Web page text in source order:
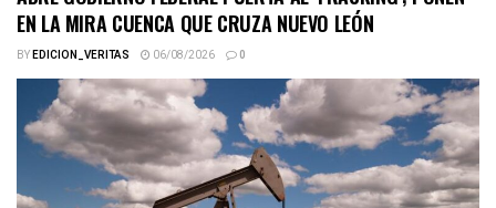
EN LA MIRA CUENCA QUE CRUZA NUEVO LEÓN
BYEDICION_VERITAS 06/08/2026 0